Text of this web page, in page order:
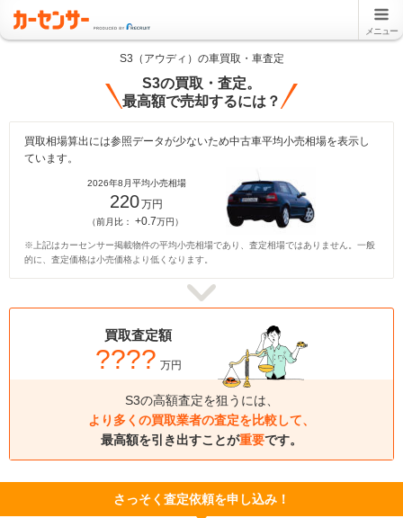
メニュー
S3（アウディ）の車買取・車査定
S3の買取・査定。
最高額で売却するには？
買取相場算出には参照データが少ないため中古車平均小売相場を表示し
ています。
2026年8月平均小売相場
220万円
（前月比： +0.7万円）
※上記はカーセンサー掲載物件の平均小売相場であり、査定相場ではありません。一般
的に、査定価格は小売価格より低くなります。
買取査定額
???? 万円
S3の高額査定を狙うには、
より多くの買取業者の査定を比較して、
最高額を引き出すことが重要です。
さっそく査定依頼を申し込み！